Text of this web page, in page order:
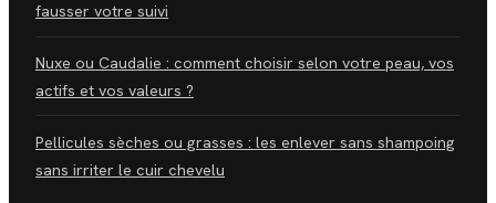
fausser votre suivi
Nuxe ou Caudalie : comment choisir selon votre peau, vos
actifs et vos valeurs ?
Pellicules sèches ou grasses : les enlever sans shampoing
sans irriter le cuir chevelu